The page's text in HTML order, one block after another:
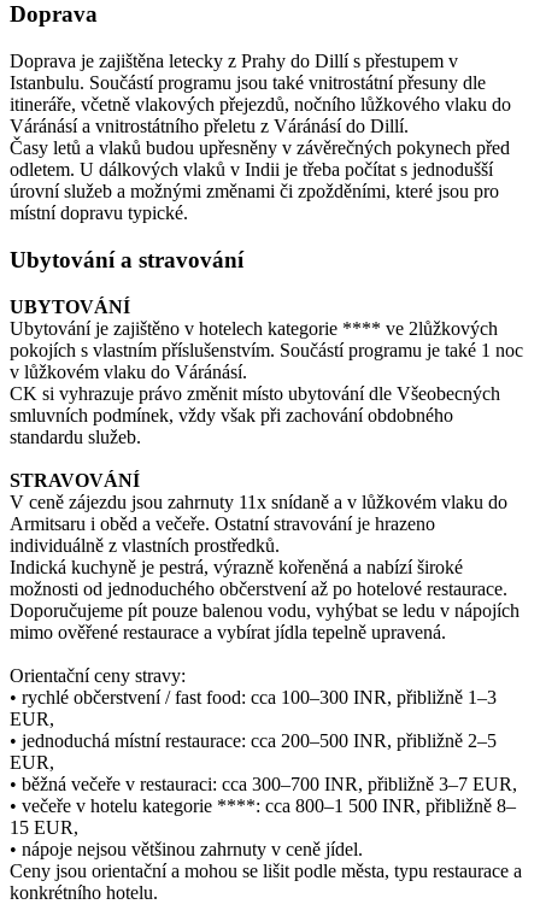
Doprava
Doprava je zajištěna letecky z Prahy do Dillí s přestupem v
Istanbulu. Součástí programu jsou také vnitrostátní přesuny dle
itineráře, včetně vlakových přejezdů, nočního lůžkového vlaku do
Váránásí a vnitrostátního přeletu z Váránásí do Dillí.
Časy letů a vlaků budou upřesněny v závěrečných pokynech před
odletem. U dálkových vlaků v Indii je třeba počítat s jednodušší
úrovní služeb a možnými změnami či zpožděními, které jsou pro
místní dopravu typické.
Ubytování a stravování
UBYTOVÁNÍ
Ubytování je zajištěno v hotelech kategorie **** ve 2lůžkových
pokojích s vlastním příslušenstvím. Součástí programu je také 1 noc
v lůžkovém vlaku do Váránásí.
CK si vyhrazuje právo změnit místo ubytování dle Všeobecných
smluvních podmínek, vždy však při zachování obdobného
standardu služeb.
STRAVOVÁNÍ
V ceně zájezdu jsou zahrnuty 11x snídaně a v lůžkovém vlaku do
Armitsaru i oběd a večeře. Ostatní stravování je hrazeno
individuálně z vlastních prostředků.
Indická kuchyně je pestrá, výrazně kořeněná a nabízí široké
možnosti od jednoduchého občerstvení až po hotelové restaurace.
Doporučujeme pít pouze balenou vodu, vyhýbat se ledu v nápojích
mimo ověřené restaurace a vybírat jídla tepelně upravená.
Orientační ceny stravy:
• rychlé občerstvení / fast food: cca 100–300 INR, přibližně 1–3
EUR,
• jednoduchá místní restaurace: cca 200–500 INR, přibližně 2–5
EUR,
• běžná večeře v restauraci: cca 300–700 INR, přibližně 3–7 EUR,
• večeře v hotelu kategorie ****: cca 800–1 500 INR, přibližně 8–
15 EUR,
• nápoje nejsou většinou zahrnuty v ceně jídel.
Ceny jsou orientační a mohou se lišit podle města, typu restaurace a
konkrétního hotelu.